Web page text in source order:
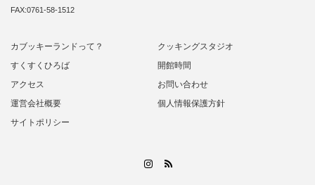
FAX:0761-58-1512
カブッキーランドって？
クッキングスタジオ
すくすくひろば
開館時間
アクセス
お問い合わせ
運営会社概要
個人情報保護方針
サイトポリシー
Instagram